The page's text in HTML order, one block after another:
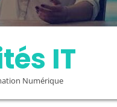
IT
Numérique